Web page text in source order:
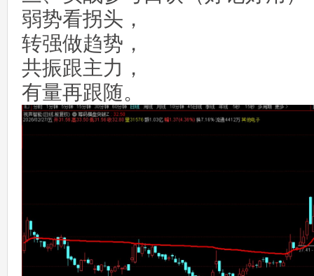
弱势看拐头，
转强做趋势，
共振跟主力，
有量再跟随。